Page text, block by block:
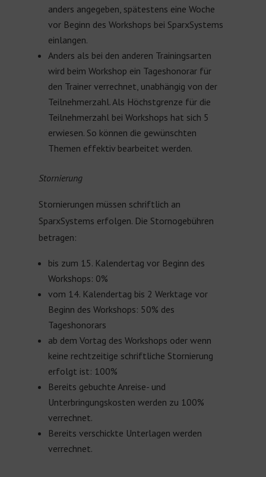
anders angegeben, spätestens eine Woche
vor Beginn des Workshops bei SparxSystems
einlangen.
Anders als bei den anderen Trainingsarten
wird beim Workshop ein Tageshonorar für
den Trainer verrechnet, unabhängig von der
Teilnehmerzahl. Als Höchstgrenze für die
Teilnehmerzahl bei Workshops hat sich 5
erwiesen. So können die gewünschten
Themen effektiv bearbeitet werden.
Stornierung
Stornierungen müssen schriftlich an
SparxSystems erfolgen. Die Stornogebühren
betragen:
bis zum 15. Kalendertag vor Beginn des
Workshops: 0%
vom 14. Kalendertag bis 2 Werktage vor
Beginn des Workshops: 50% des
Tageshonorars
ab dem Vortag des Workshops oder wenn
keine rechtzeitige schriftliche Stornierung
erfolgt ist: 100%
Bereits gebuchte Anreise- und
Unterbringungskosten werden zu 100%
verrechnet.
Bereits verschickte Unterlagen werden
verrechnet.